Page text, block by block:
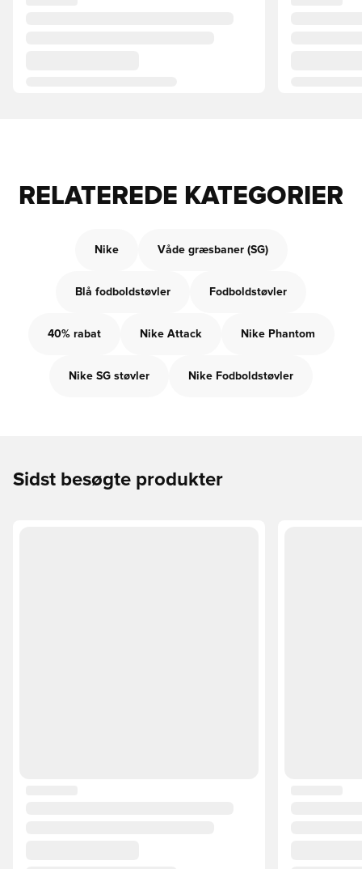
RELATEREDE KATEGORIER
Nike Våde græsbaner (SG)
Blå fodboldstøvler Fodboldstøvler
40% rabat Nike Attack Nike Phantom
Nike SG støvler Nike Fodboldstøvler
Sidst besøgte produkter